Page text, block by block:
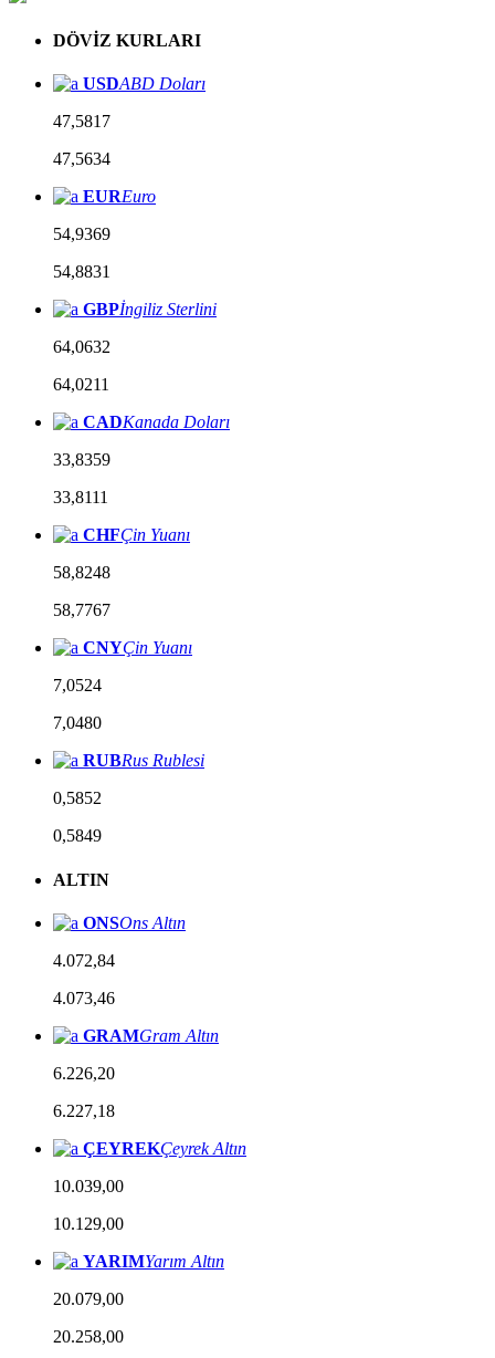
DÖVİZ KURLARI
USDABD Doları
47,5817
47,5634
EUREuro
54,9369
54,8831
GBPİngiliz Sterlini
64,0632
64,0211
CADKanada Doları
33,8359
33,8111
CHFÇin Yuanı
58,8248
58,7767
CNYÇin Yuanı
7,0524
7,0480
RUBRus Rublesi
0,5852
0,5849
ALTIN
ONSOns Altın
4.072,84
4.073,46
GRAMGram Altın
6.226,20
6.227,18
ÇEYREKÇeyrek Altın
10.039,00
10.129,00
YARIMYarım Altın
20.079,00
20.258,00